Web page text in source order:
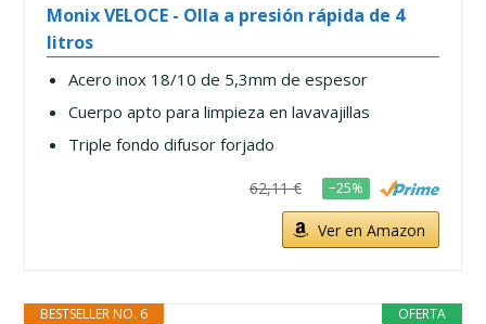
Monix VELOCE - Olla a presión rápida de 4
litros
Acero inox 18/10 de 5,3mm de espesor
Cuerpo apto para limpieza en lavavajillas
Triple fondo difusor forjado
62,11 € −25%
Ver en Amazon
OFERTA
BESTSELLER NO. 6